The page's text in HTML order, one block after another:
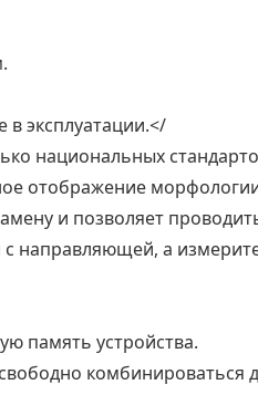
эксплуатации.</
национальных
отображение
и позволяет
направляющей, а
память устройства.
комбинироваться